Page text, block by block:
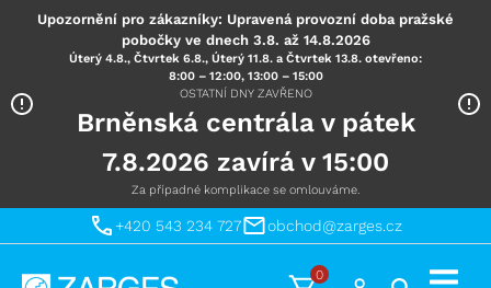
Upozornění pro zákazníky: Upravená provozní doba pražské
pobočky ve dnech 3.8. až 14.8.2026
Úterý 4.8., Čtvrtek 6.8., Úterý 11.8. a Čtvrtek 13.8. otevřeno:
8:00 – 12:00, 13:00 – 15:00
OSTATNÍ DNY ZAVŘENO
Brněnská centrála v pátek
7.8.2026 zavírá v 15:00
Za případné komplikace se omlouváme.
+420 543 234 727 obchod@zarges.cz
0